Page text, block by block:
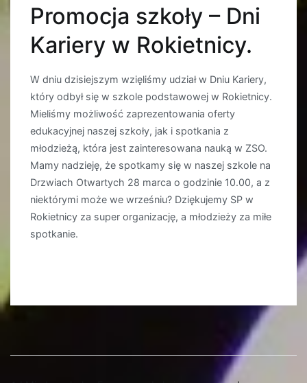
Promocja szkoły – Dni
Kariery w Rokietnicy.
W dniu dzisiejszym wzięliśmy udział w Dniu Kariery,
który odbył się w szkole podstawowej w Rokietnicy.
Mieliśmy możliwość zaprezentowania oferty
edukacyjnej naszej szkoły, jak i spotkania z
młodzieżą, która jest zainteresowana nauką w ZSO.
Mamy nadzieję, że spotkamy się w naszej szkole na
Drzwiach Otwartych 28 marca o godzinie 10.00, a z
niektórymi może we wrześniu? Dziękujemy SP w
Rokietnicy za super organizację, a młodzieży za miłe
spotkanie.